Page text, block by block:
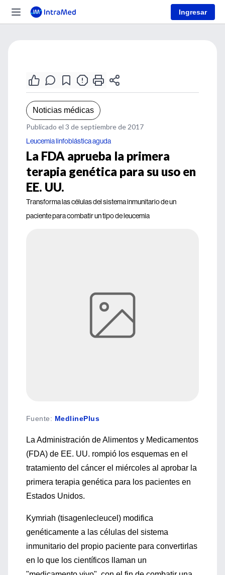
Ingresar
Noticias médicas
Publicado el 3 de septiembre de 2017
Leucemia linfoblástica aguda
La FDA aprueba la primera
terapia genética para su uso en
EE. UU.
Transforma las células del sistema inmunitario de un
paciente para combatir un tipo de leucemia
Fuente: MedlinePlus
La Administración de Alimentos y Medicamentos
(FDA) de EE. UU. rompió los esquemas en el
tratamiento del cáncer el miércoles al aprobar la
primera terapia genética para los pacientes en
Estados Unidos.
Kymriah (tisagenlecleucel) modifica
genéticamente a las células del sistema
inmunitario del propio paciente para convertirlas
en lo que los científicos llaman un